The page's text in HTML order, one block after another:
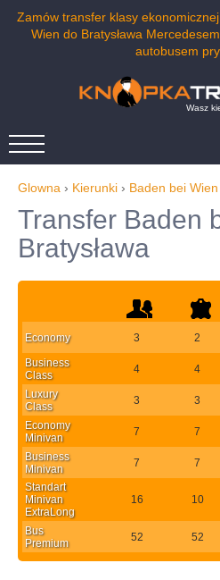
Zamów transfer klasy
Wien do Bratysława
autobusem
Wasz
Glowna › Kierunki › Baden bei Wien
Transfer Baden
Bratysława
Economy 3 2
Business
Class
4 4
Luxury
Class
3 3
Economy
Minivan
7 7
Business
Minivan
7 7
Standart
Minivan
ExtraLong
16 10
Bus
Premium
52 52